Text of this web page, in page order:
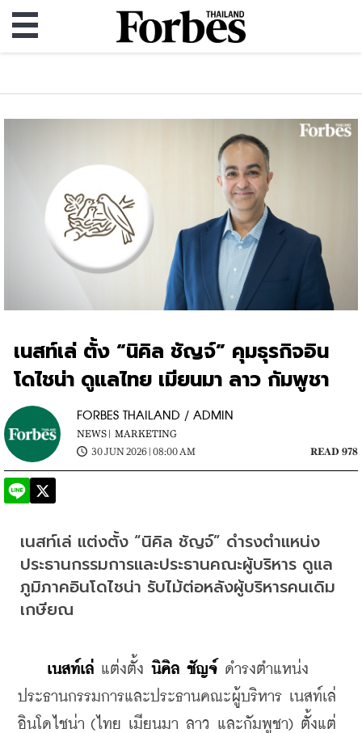
เนสท์เล่ ตั้ง “นิคิล ชัญจ์” คุมธุรกิจอิน
โดไชน่า ดูแลไทย เมียนมา ลาว กัมพูชา
FORBES THAILAND / ADMIN
NEWS | MARKETING
30 JUN 2026 | 08:00 AM
READ 978
เนสท์เล่ แต่งตั้ง “นิคิล ชัญจ์” ดำรงตำแหน่ง
ประธานกรรมการและประธานคณะผู้บริหาร ดูแล
ภูมิภาคอินโดไชน่า รับไม้ต่อหลังผู้บริหารคนเดิม
เกษียณ
เนสท์เล่ แต่งตั้ง นิคิล ชัญจ์ ดำรงตำแหน่ง
ประธานกรรมการและประธานคณะผู้บริหาร เนสท์เล่
อินโดไชน่า (ไทย เมียนมา ลาว และกัมพูชา) ตั้งแต่